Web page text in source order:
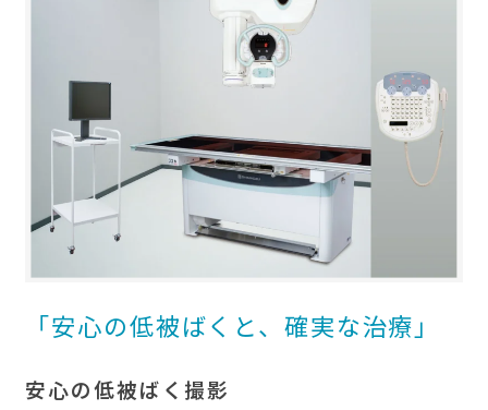
「安心の低被ばくと、確実な治療」
安心の低被ばく撮影